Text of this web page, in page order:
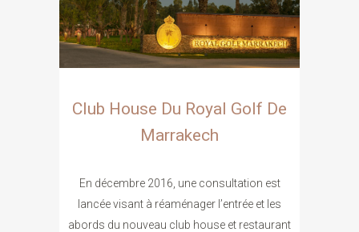
Club House Du Royal Golf De
Marrakech
En décembre 2016, une consultation est
lancée visant à réaménager l’entrée et les
abords du nouveau club house et restaurant